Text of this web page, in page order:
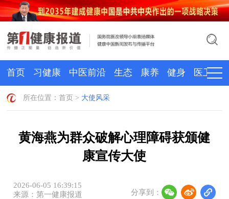
首页 习健康 中医前沿 生态 康养 健身 医卫
所在位置：首页 > 大使风采
黄海燕为群众破解心理障碍获颁健
康宣传大使
2026-06-05 16:39:15
来源：第一健康报道
分享到：